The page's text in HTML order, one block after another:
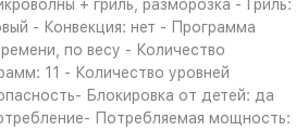
+ гриль, разморозка - Гриль:
- Конвекция: нет - Программа
по весу - Количество
11 - Количество уровней
Блокировка от детей: да
Потребляемая мощность: